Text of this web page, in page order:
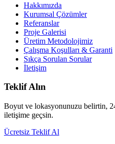
Hakkımızda
Kurumsal Çözümler
Referanslar
Proje Galerisi
Üretim Metodolojimiz
Çalışma Koşulları & Garanti
Sıkça Sorulan Sorular
İletişim
Teklif Alın
Boyut ve lokasyonunuzu belirtin,
iletişime geçsin.
Ücretsiz Teklif Al